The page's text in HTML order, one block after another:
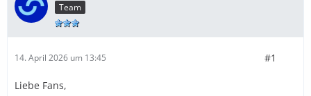
Team
14. April 2026 um 13:45 #1
Liebe Fans,